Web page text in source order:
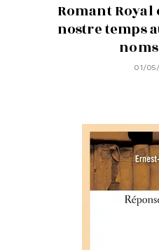
Romant Royal
nostre temps
01/